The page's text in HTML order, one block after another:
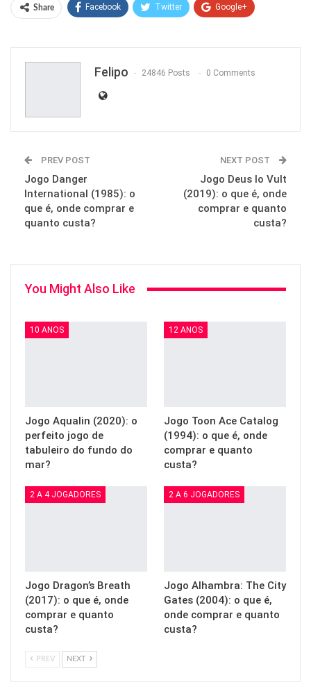
Share Facebook Twitter Google+
Email
Felipo 24846 Posts 0 Comments
PREV POST
Jogo Danger
International (1985): o
que é, onde comprar e
quanto custa?
NEXT POST
Jogo Deus lo Vult
(2019): o que é, onde
comprar e quanto
custa?
You Might Also Like
10 ANOS
Jogo Aqualin (2020): o
perfeito jogo de
tabuleiro do fundo do
mar?
12 ANOS
Jogo Toon Ace Catalog
(1994): o que é, onde
comprar e quanto
custa?
2 A 4 JOGADORES
Jogo Dragon’s Breath
(2017): o que é, onde
comprar e quanto
custa?
2 A 6 JOGADORES
Jogo Alhambra: The City
Gates (2004): o que é,
onde comprar e quanto
custa?
PREV NEXT